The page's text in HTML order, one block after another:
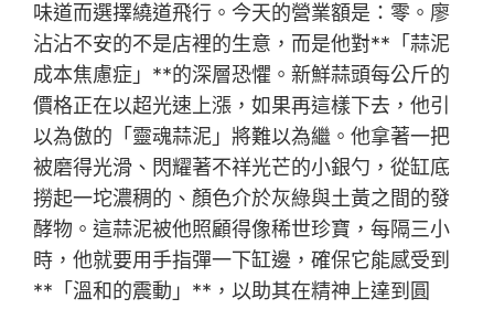
味道而選擇繞道飛行。今天的營業額是：零。廖
沾沾不安的不是店裡的生意，而是他對**「蒜泥
成本焦慮症」**的深層恐懼。新鮮蒜頭每公斤的
價格正在以超光速上漲，如果再這樣下去，他引
以為傲的「靈魂蒜泥」將難以為繼。他拿著一把
被磨得光滑、閃耀著不祥光芒的小銀勺，從缸底
撈起一坨濃稠的、顏色介於灰綠與土黃之間的發
酵物。這蒜泥被他照顧得像稀世珍寶，每隔三小
時，他就要用手指彈一下缸邊，確保它能感受到
**「溫和的震動」**，以助其在精神上達到圓